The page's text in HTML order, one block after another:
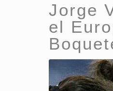
Jorge
el